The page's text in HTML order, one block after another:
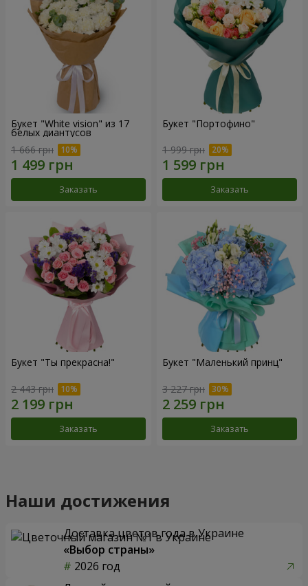
Букет "White vision" из 17
белых диантусов
1 666 грн
Заказать
Букет "Портофино"
1 999 грн
Заказать
Букет "Ты прекрасна!"
2 443 грн
Заказать
Букет "Маленький принц"
3 227 грн
Заказать
Наши достижения
Доставка цветов года в Украине
«Выбор страны»
2026 год